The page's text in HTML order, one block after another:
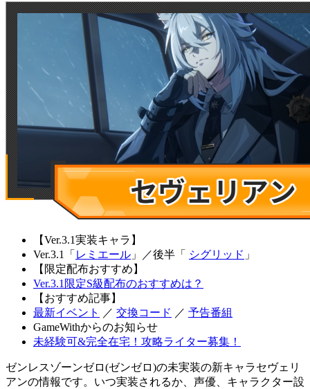
【Ver.3.1実装キャラ】
Ver.3.1「 レミエール 」 ／後半「 シグリッド 」
【限定配布おすすめ】
Ver.3.1限定S級配布のおすすめは？
【おすすめ記事】
最新イベント
／ 交換コード ／ 予告番組
GameWithからのお知らせ
未経験可&完全在宅！攻略ライター募集！
ゼンレスゾーンゼロ(ゼンゼロ)の未実装の新キャラセヴェリ
アンの情報です。いつ実装されるか、声優、キャラクター設